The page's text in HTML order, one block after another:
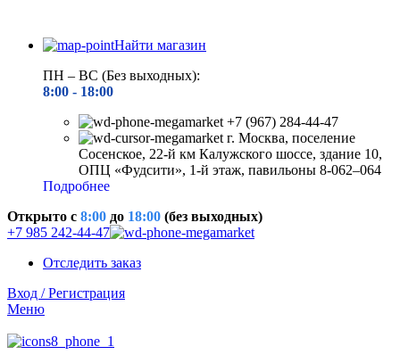
Найти магазин
ПН – ВС (Без выходных):
8:00 - 18:00
+7 (967) 284-44-47
г. Москва, поселение
Сосенское, 22-й км Калужского шоссе, здание 10,
ОПЦ «Фудсити», 1-й этаж, павильоны 8-062–064
Подробнее
Открыто c 8:00 до 18:00 (без выходных)
+7 985 242-44-47
Отследить заказ
Вход / Регистрация
Меню